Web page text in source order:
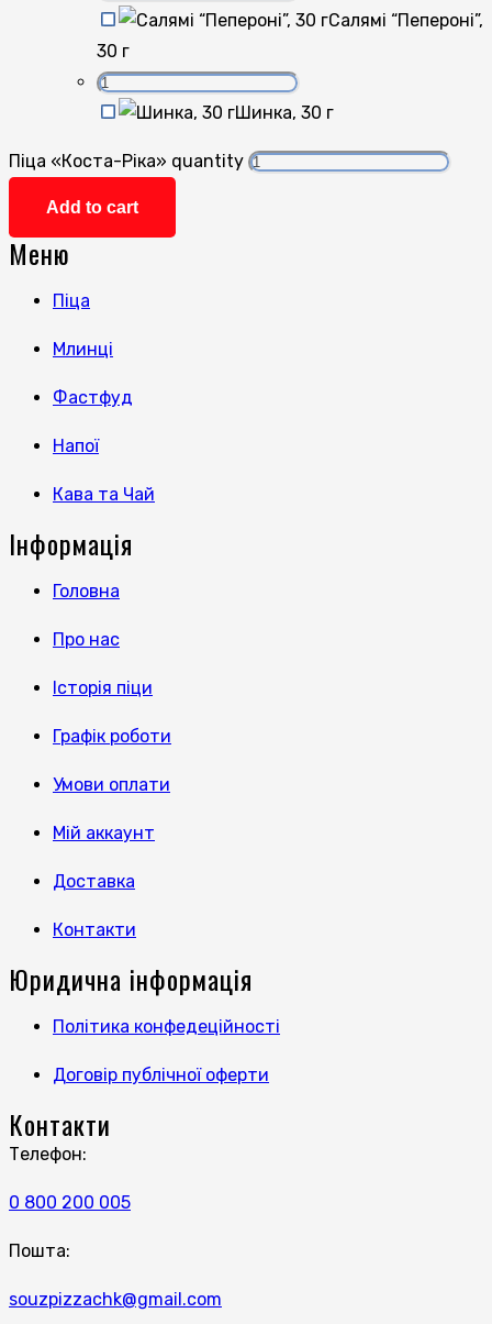
Салямі “Пепероні”,
30 г
Шинка, 30 г
Піца «Коста-Ріка» quantity
Add to cart
Меню
Піца
Млинці
Фастфуд
Напої
Кава та Чай
Інформація
Головна
Про нас
Історія піци
Графік роботи
Умови оплати
Мій аккаунт
Доставка
Контакти
Юридична інформація
Політика конфедеційності
Договір публічної оферти
Контакти
Телефон:
0 800 200 005
Пошта:
souzpizzachk@gmail.com